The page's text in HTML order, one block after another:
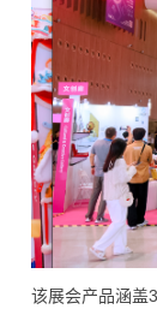
该展会产品涵盖